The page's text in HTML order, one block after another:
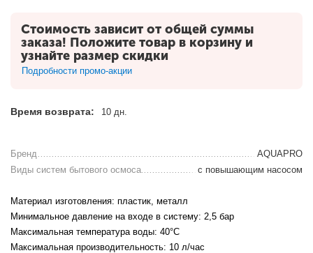
Стоимость зависит от общей суммы
заказа! Положите товар в корзину и
узнайте размер скидки
Подробности промо-акции
Время возврата: 10 дн.
Бренд
AQUAPRO
Виды систем бытового осмоса
с повышающим насосом
Материал изготовления: пластик, металл
Минимальное давление на входе в систему: 2,5 бар
Максимальная температура воды: 40°С
Максимальная производительность: 10 л/час